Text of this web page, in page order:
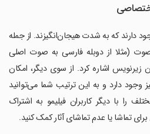
دارند که به شدت هیجان‌انگیزند. از جمله
(مثلا از دوبله فارسی به صوت اصلی
زیرنویس اشاره کرد. از سوی دیگر، امکان
وجود دارد و به این ترتیب شما می‌توانید
را با دیگر کاربران فیلیمو به اشتراک
تماشا یا عدم تماشای آثار کمک کنید.